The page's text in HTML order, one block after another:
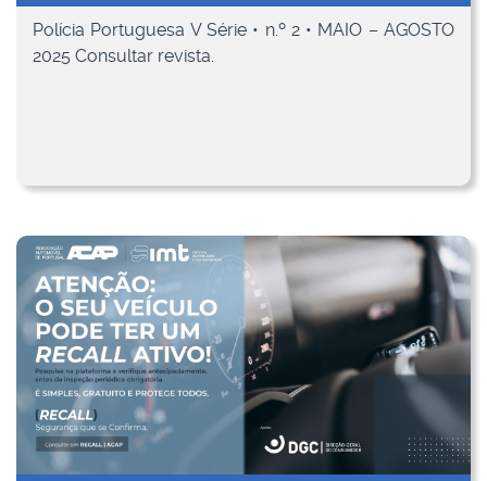
Polícia Portuguesa V Série • n.º 2 • MAIO – AGOSTO
2025 Consultar revista.